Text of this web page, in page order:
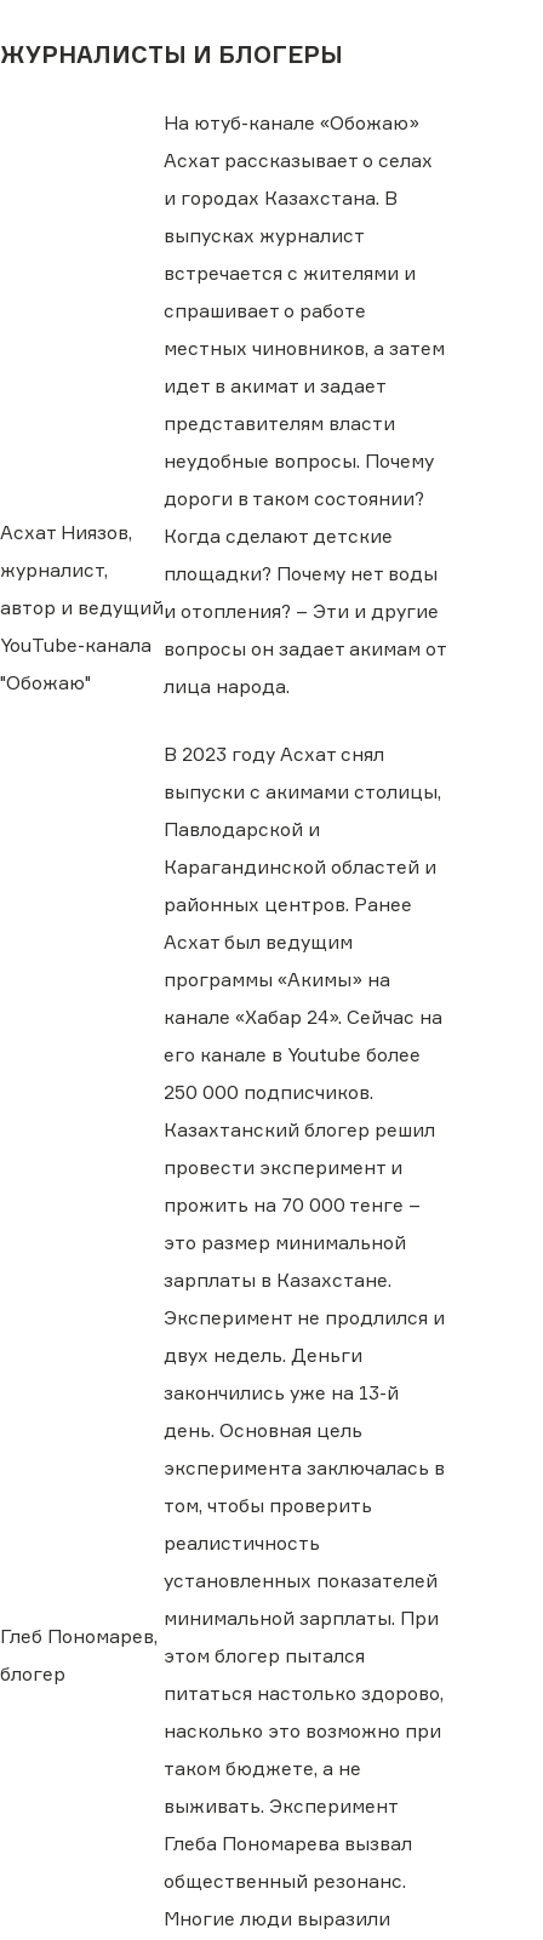
ЖУРНАЛИСТЫ И БЛОГЕРЫ
Асхат Ниязов,
журналист,
автор и ведущий
YouTube-канала
"Обожаю"
На ютуб-канале «Обожаю»
Асхат рассказывает о селах
и городах Казахстана. В
выпусках журналист
встречается с жителями и
спрашивает о работе
местных чиновников, а затем
идет в акимат и задает
представителям власти
неудобные вопросы. Почему
дороги в таком состоянии?
Когда сделают детские
площадки? Почему нет воды
и отопления? – Эти и другие
вопросы он задает акимам от
лица народа.
В 2023 году Асхат снял
выпуски с акимами столицы,
Павлодарской и
Карагандинской областей и
районных центров. Ранее
Асхат был ведущим
программы «Акимы» на
канале «Хабар 24». Сейчас на
его канале в Youtube более
250 000 подписчиков.
Глеб Пономарев,
блогер
Казахтанский блогер решил
провести эксперимент и
прожить на 70 000 тенге –
это размер минимальной
зарплаты в Казахстане.
Эксперимент не продлился и
двух недель. Деньги
закончились уже на 13-й
день. Основная цель
эксперимента заключалась в
том, чтобы проверить
реалистичность
установленных показателей
минимальной зарплаты. При
этом блогер пытался
питаться настолько здорово,
насколько это возможно при
таком бюджете, а не
выживать. Эксперимент
Глеба Пономарева вызвал
общественный резонанс.
Многие люди выразили